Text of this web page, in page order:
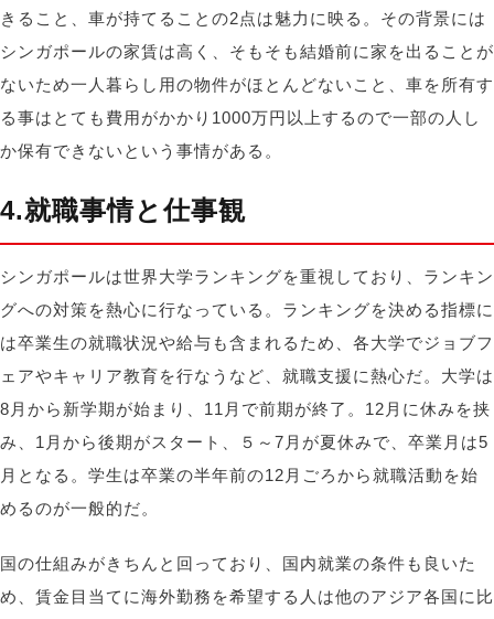
きること、車が持てることの2点は魅力に映る。その背景には
シンガポールの家賃は高く、そもそも結婚前に家を出ることが
ないため一人暮らし用の物件がほとんどないこと、車を所有す
る事はとても費用がかかり1000万円以上するので一部の人し
か保有できないという事情がある。
4.就職事情と仕事観
シンガポールは世界大学ランキングを重視しており、ランキン
グへの対策を熱心に行なっている。ランキングを決める指標に
は卒業生の就職状況や給与も含まれるため、各大学でジョブフ
ェアやキャリア教育を行なうなど、就職支援に熱心だ。大学は
8月から新学期が始まり、11月で前期が終了。12月に休みを挟
み、1月から後期がスタート、５～7月が夏休みで、卒業月は5
月となる。学生は卒業の半年前の12月ごろから就職活動を始
めるのが一般的だ。
国の仕組みがきちんと回っており、国内就業の条件も良いた
め、賃金目当てに海外勤務を希望する人は他のアジア各国に比